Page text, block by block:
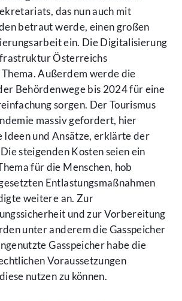
das nun auch mit
betraut werde, einen großen
ein. Die Digitalisierung
Österreichs
Außerdem werde die
Behördenwege bis 2024 für eine
sorgen. Der Tourismus
massiv gefordert, hier
Ideen und Ansätze, erklärte der
steigenden Kosten seien ein
für die Menschen, hob
Entlastungsmaßnahmen
weitere an. Zur
und zur Vorbereitung
unter anderem die Gasspeicher
Gasspeicher habe die
Voraussetzungen
nutzen zu können.